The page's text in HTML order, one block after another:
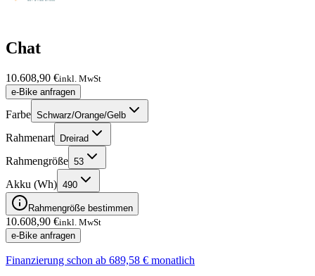
Chat
10.608,90 €inkl. MwSt
e-Bike anfragen
Farbe Schwarz/Orange/Gelb
Rahmenart Dreirad
Rahmengröße 53
Akku (Wh) 490
Rahmengröße bestimmen
10.608,90 €inkl. MwSt
e-Bike anfragen
Finanzierung schon ab 689,58 € monatlich